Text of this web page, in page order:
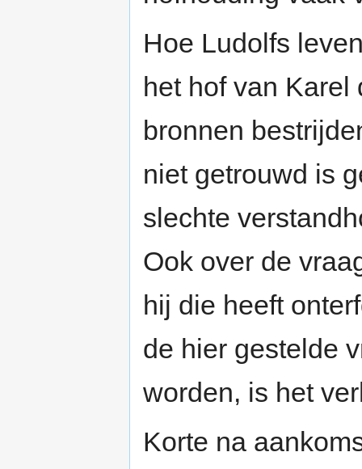
Hoe Ludolfs
het hof van
bronnen
niet getrouwd is
slechte
Ook over de
hij die heeft
de hier gestelde
worden, is het
Korte na